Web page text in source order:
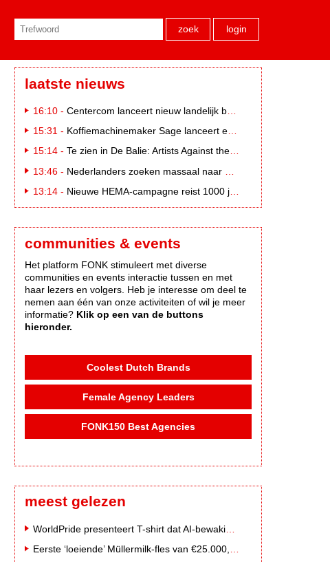
zoek login
laatste nieuws
16:10 - Centercom lanceert nieuw landelijk buitereclamenetwerk: City Cubes
15:31 - Koffiemachinemaker Sage lanceert e-commerceplatform voor koffieliefhebbers
15:14 - Te zien in De Balie: Artists Against the Kremlin III
13:46 - Nederlanders zoeken massaal naar eclipsbrillen op Marktplaats
13:14 - Nieuwe HEMA-campagne reist 1000 jaar terug in de tijd naar 'Hemastein'
communities & events
Het platform FONK stimuleert met diverse
communities en events interactie tussen en met
haar lezers en volgers. Heb je interesse om deel te
nemen aan één van onze activiteiten of wil je meer
informatie? Klik op een van de buttons
hieronder.
Coolest Dutch Brands
Female Agency Leaders
FONK150 Best Agencies
meest gelezen